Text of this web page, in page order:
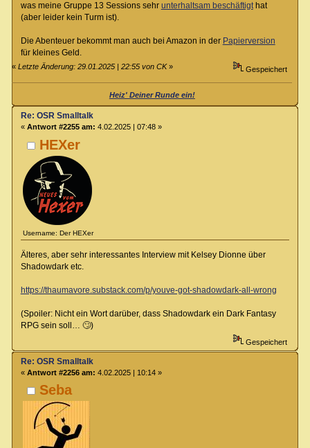
was meine Gruppe 13 Sessions sehr unterhaltsam beschäftigthat
(aber leider kein Turm ist).
Die Abenteuer bekommt man auch bei Amazon in der Papierversion
für kleines Geld.
«Letzte Änderung: 29.01.2025 | 22:55 von CK» Gespeichert
Heiz' Deiner Runde ein!
HEXer
Username: Der HEXer
Re: OSR Smalltalk
« Antwort #2255 am: 4.02.2025 | 07:48 »
Älteres, aber sehr interessantes Interview mit Kelsey Dionne über
Shadowdark etc.
https://thaumavore.substack.com/p/youve-got-shadowdark-all-wrong
(Spoiler: Nicht ein Wort darüber, dass Shadowdark ein Dark Fantasy
RPG sein soll… 🙄)
Gespeichert
Seba
Re: OSR Smalltalk
« Antwort #2256 am: 4.02.2025 | 10:14 »